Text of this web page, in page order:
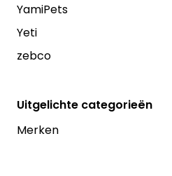
YamiPets
Yeti
zebco
Uitgelichte categorieën
Merken